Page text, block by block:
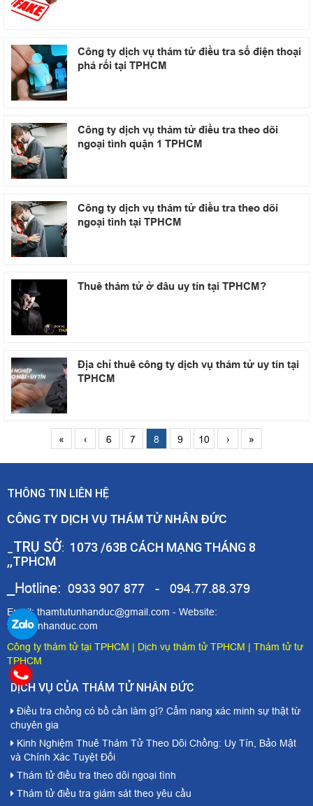
Công ty dịch vụ thám tử điều tra số điện thoại
phá rối tại TPHCM
Công ty dịch vụ thám tử điều tra theo dõi
ngoại tình quận 1 TPHCM
Công ty dịch vụ thám tử điều tra theo dõi
ngoại tình tại TPHCM
Thuê thám tử ở đâu uy tín tại TPHCM?
Địa chỉ thuê công ty dịch vụ thám tử uy tín tại
TPHCM
« ‹ 6 7 8 9 10 › »
THÔNG TIN LIÊN HỆ
CÔNG TY DỊCH VỤ THÁM TỬ NHÂN ĐỨC
TRỤ SỞ: 1073 /63B CÁCH MẠNG THÁNG 8
,,TPHCM
_Hotline: 0933 907 877 - 094.77.88.379
Email: thamtutunhanduc@gmail.com - Website:
thamtunhanduc.com
Công ty thám tử tại TPHCM | Dịch vụ thám tử TPHCM | Thám tử tư
TPHCM
DỊCH VỤ CỦA THÁM TỬ NHÂN ĐỨC
Điều tra chồng có bồ cần làm gì? Cẩm nang xác minh sự thật từ
chuyên gia
Kinh Nghiệm Thuê Thám Tử Theo Dõi Chồng: Uy Tín, Bảo Mật
và Chính Xác Tuyệt Đối
Thám tử điều tra theo dõi ngoại tình
Thám tử điều tra giám sát theo yêu cầu